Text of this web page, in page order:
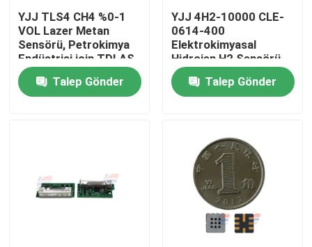
Evde
YJJ TLS4 CH4 %0-1
VOL Lazer Metan
Sensörü, Petrokimya
Endüstrisi için TDLAS
Prensibine
Dayanmaktadır
Talep Gönder
YJJ 4H2-10000 CLE-
0614-400
Elektrokimyasal
Hidrojen H2 Sensörü
0-10000 ppm
Talep Gönder